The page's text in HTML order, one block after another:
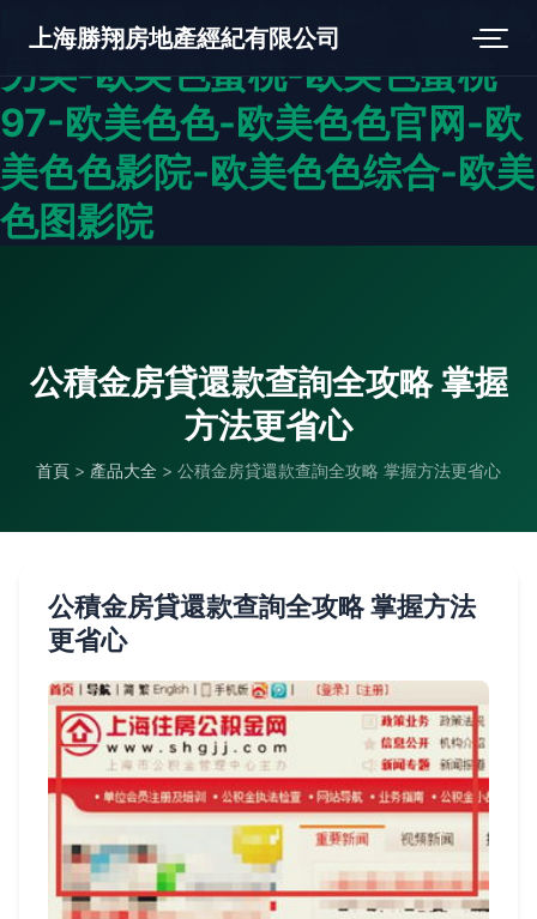
欧美色精品-欧美色老头-欧美色
另类-欧美色蜜桃-欧美色蜜桃
97-欧美色色-欧美色色官网-欧
美色色影院-欧美色色综合-欧美
色图影院
上海勝翔房地產經紀有限公司
公積金房貸還款查詢全攻略 掌握
方法更省心
首頁 > 產品大全 > 公積金房貸還款查詢全攻略 掌握方法更省心
公積金房貸還款查詢全攻略 掌握方法
更省心